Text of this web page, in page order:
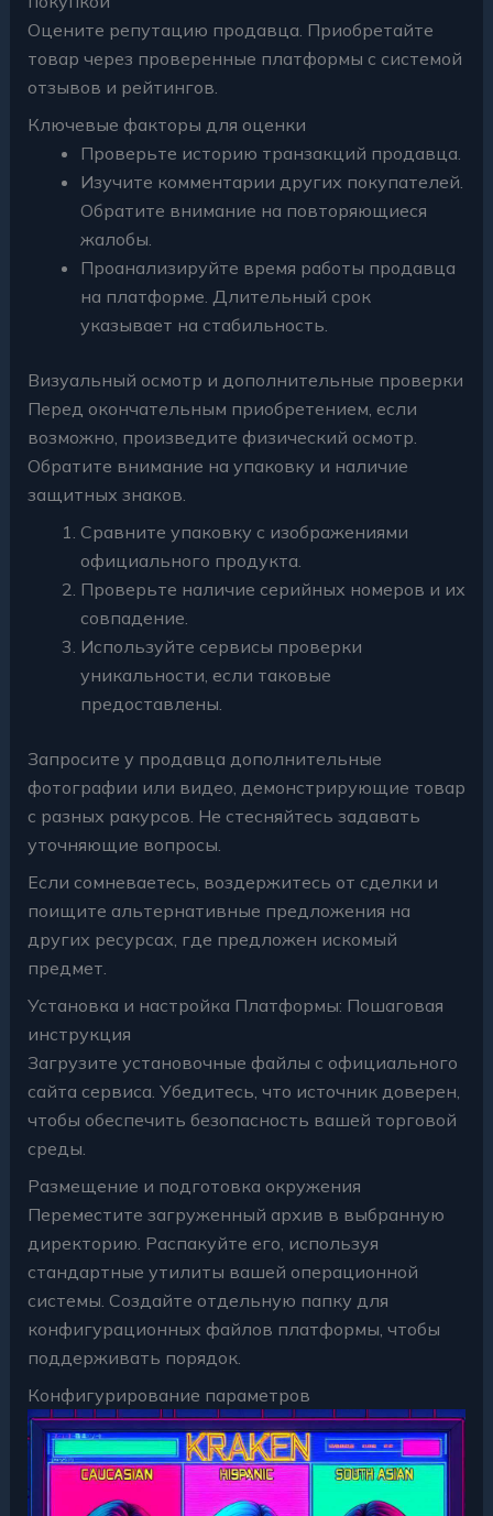
Оцените репутацию продавца. Приобретайте
товар через проверенные платформы с системой
отзывов и рейтингов.
Ключевые факторы для оценки
Проверьте историю транзакций продавца.
Изучите комментарии других покупателей.
Обратите внимание на повторяющиеся
жалобы.
Проанализируйте время работы продавца
на платформе. Длительный срок
указывает на стабильность.
Визуальный осмотр и дополнительные проверки
Перед окончательным приобретением, если
возможно, произведите физический осмотр.
Обратите внимание на упаковку и наличие
защитных знаков.
Сравните упаковку с изображениями
официального продукта.
Проверьте наличие серийных номеров и их
совпадение.
Используйте сервисы проверки
уникальности, если таковые
предоставлены.
Запросите у продавца дополнительные
фотографии или видео, демонстрирующие товар
с разных ракурсов. Не стесняйтесь задавать
уточняющие вопросы.
Если сомневаетесь, воздержитесь от сделки и
поищите альтернативные предложения на
других ресурсах, где предложен искомый
предмет.
Установка и настройка Платформы: Пошаговая
инструкция
Загрузите установочные файлы с официального
сайта сервиса. Убедитесь, что источник доверен,
чтобы обеспечить безопасность вашей торговой
среды.
Размещение и подготовка окружения
Переместите загруженный архив в выбранную
директорию. Распакуйте его, используя
стандартные утилиты вашей операционной
системы. Создайте отдельную папку для
конфигурационных файлов платформы, чтобы
поддерживать порядок.
Конфигурирование параметров